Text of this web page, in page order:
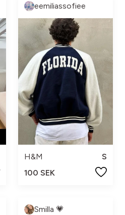
eemiliassofiee
H&M
S
100 SEK
Smilla 💗